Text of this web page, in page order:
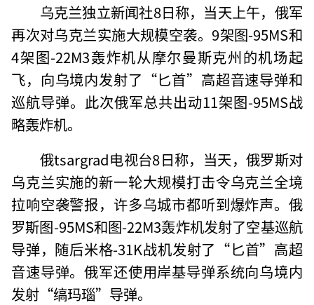
乌克兰独立新闻社8日称，当天上午，俄军
再次对乌克兰实施大规模空袭。9架图-95MS和
4架图-22M3轰炸机从摩尔曼斯克州的机场起
飞，向乌境内发射了“匕首”高超音速导弹和
巡航导弹。此次俄军总共出动11架图-95MS战
略轰炸机。
俄tsargrad电视台8日称，当天，俄罗斯对
乌克兰实施的新一轮大规模打击令乌克兰全境
拉响空袭警报，许多乌城市都听到爆炸声。俄
罗斯图-95MS和图-22M3轰炸机发射了空基巡航
导弹，随后米格-31K战机发射了“匕首”高超
音速导弹。俄军还使用岸基导弹系统向乌境内
发射“缟玛瑙”导弹。